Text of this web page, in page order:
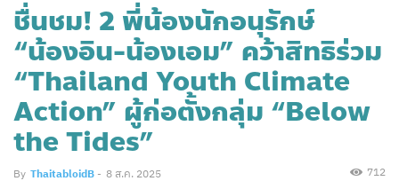
ชื่นชม! 2 พี่น้องนักอนุรักษ์
“น้องอิน-น้องเอม” คว้าสิทธิร่วม
“Thailand Youth Climate
Action” ผู้ก่อตั้งกลุ่ม “Below
the Tides”
By ThaitabloidB - 8 ส.ค. 2025 712